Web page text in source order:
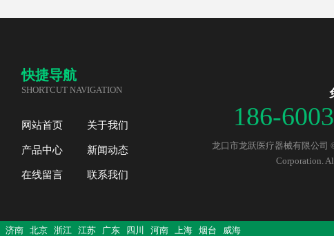
快捷导航
SHORTCUT NAVIGATION
网站首页 关于我们
产品中心 新闻动态
在线留言 联系我们
186-
龙口市龙跃医疗器械有限公司
Corporation.
济南 北京 浙江 江苏 广东 四川 河南 上海 烟台 威海